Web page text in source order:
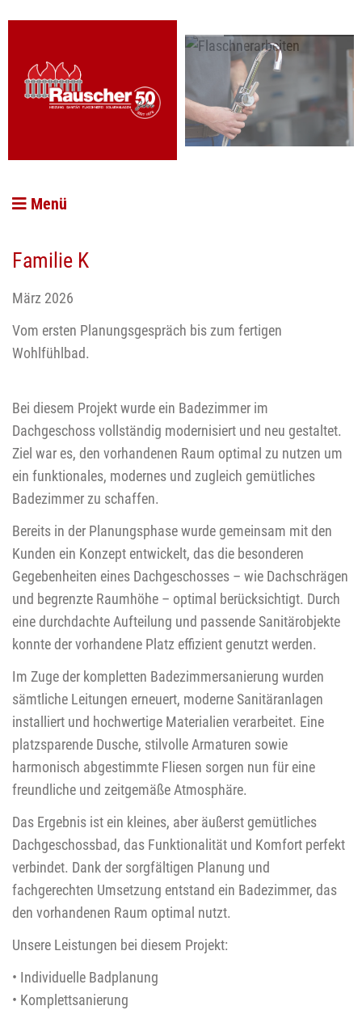
Menü
Familie K
März 2026
Vom ersten Planungsgespräch bis zum fertigen
Wohlfühlbad.
Bei diesem Projekt wurde ein Badezimmer im
Dachgeschoss vollständig modernisiert und neu gestaltet.
Ziel war es, den vorhandenen Raum optimal zu nutzen um
ein funktionales, modernes und zugleich gemütliches
Badezimmer zu schaffen.
Bereits in der Planungsphase wurde gemeinsam mit den
Kunden ein Konzept entwickelt, das die besonderen
Gegebenheiten eines Dachgeschosses – wie Dachschrägen
und begrenzte Raumhöhe – optimal berücksichtigt. Durch
eine durchdachte Aufteilung und passende Sanitärobjekte
konnte der vorhandene Platz effizient genutzt werden.
Im Zuge der kompletten Badezimmersanierung wurden
sämtliche Leitungen erneuert, moderne Sanitäranlagen
installiert und hochwertige Materialien verarbeitet. Eine
platzsparende Dusche, stilvolle Armaturen sowie
harmonisch abgestimmte Fliesen sorgen nun für eine
freundliche und zeitgemäße Atmosphäre.
Das Ergebnis ist ein kleines, aber äußerst gemütliches
Dachgeschossbad, das Funktionalität und Komfort perfekt
verbindet. Dank der sorgfältigen Planung und
fachgerechten Umsetzung entstand ein Badezimmer, das
den vorhandenen Raum optimal nutzt.
Unsere Leistungen bei diesem Projekt:
• Individuelle Badplanung
• Komplettsanierung